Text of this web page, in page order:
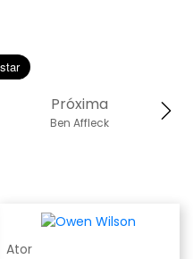
Próxima
Ben Affleck
Ator